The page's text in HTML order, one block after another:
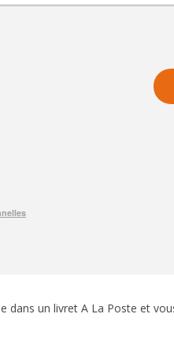
dans un livret A La Poste et